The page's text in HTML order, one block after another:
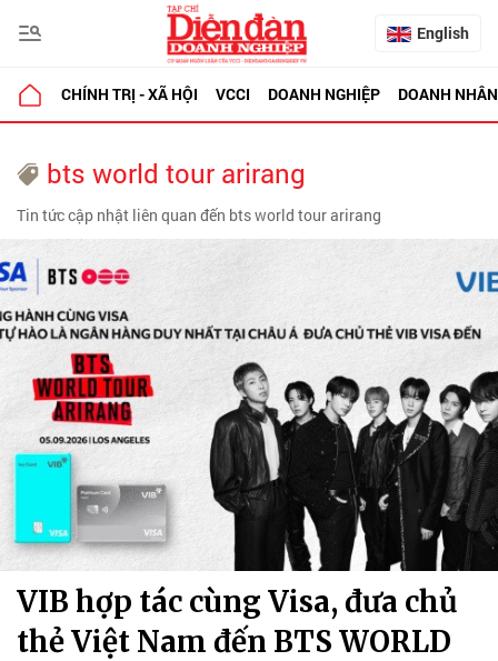
English
CHÍNH TRỊ - XÃ HỘI VCCI DOANH NGHIỆP DOANH NHÂN
bts world tour arirang
Tin tức cập nhật liên quan đến bts world tour arirang
VIB hợp tác cùng Visa, đưa chủ
thẻ Việt Nam đến BTS WORLD